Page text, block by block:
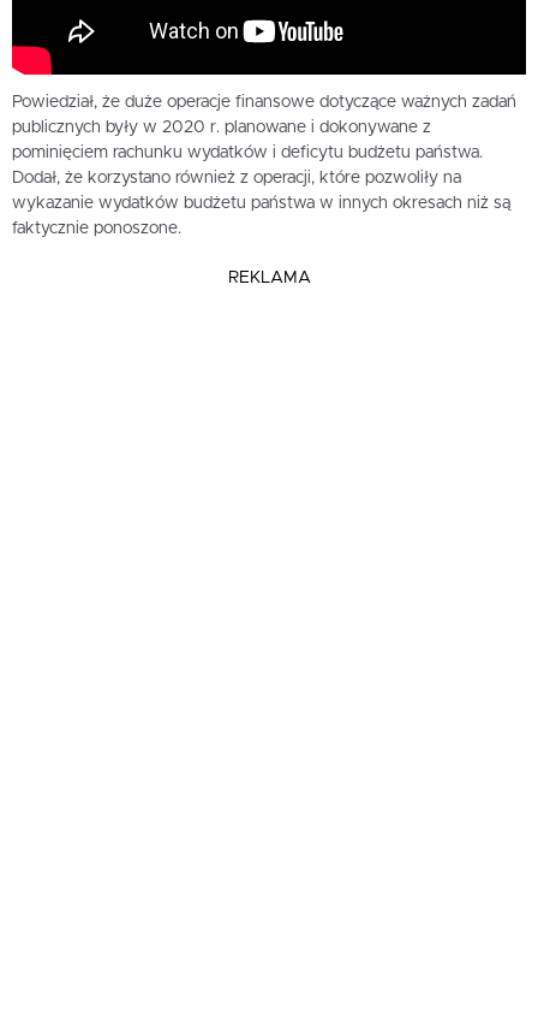
Powiedział, że duże operacje finansowe dotyczące ważnych zadań
publicznych były w 2020 r. planowane i dokonywane z
pominięciem rachunku wydatków i deficytu budżetu państwa.
Dodał, że korzystano również z operacji, które pozwoliły na
wykazanie wydatków budżetu państwa w innych okresach niż są
faktycznie ponoszone.
REKLAMA